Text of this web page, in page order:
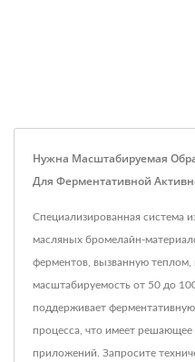
Нужна Масштабируемая
Для Ферментативной
Специализированная система
масляных бромелайн-
ферментов, вызванную теплом,
масштабируемость от 50 до
поддерживает
процесса, что имеет решающее
приложений. Запросите